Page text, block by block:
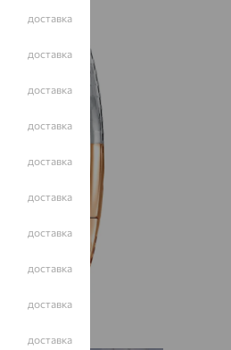
доставка
доставка
доставка
доставка
доставка
доставка
доставка
доставка
доставка
доставка